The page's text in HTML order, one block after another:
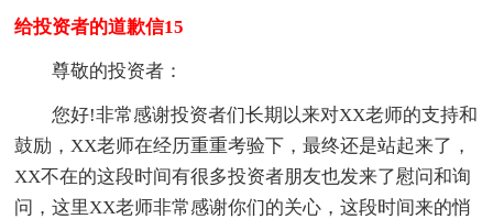
给投资者的道歉信15
尊敬的投资者：
您好!非常感谢投资者们长期以来对XX老师的支持和
鼓励，XX老师在经历重重考验下，最终还是站起来了，
XX不在的这段时间有很多投资者朋友也发来了慰问和询
问，这里XX老师非常感谢你们的关心，这段时间来的悄